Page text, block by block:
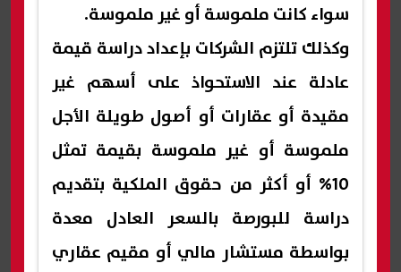
سواء كانت ملموسة أو غير ملموسة.
وكذلك تلتزم الشركات بإعداد دراسة قيمة
عادلة عند الاستحواذ على أسهم غير
مقيدة أو عقارات أو أصول طويلة الأجل
ملموسة أو غير ملموسة بقيمة تمثل
10% أو أكثر من حقوق الملكية بتقديم
دراسة للبورصة بالسعر العادل معدة
بواسطة مستشار مالي أو مقيم عقاري